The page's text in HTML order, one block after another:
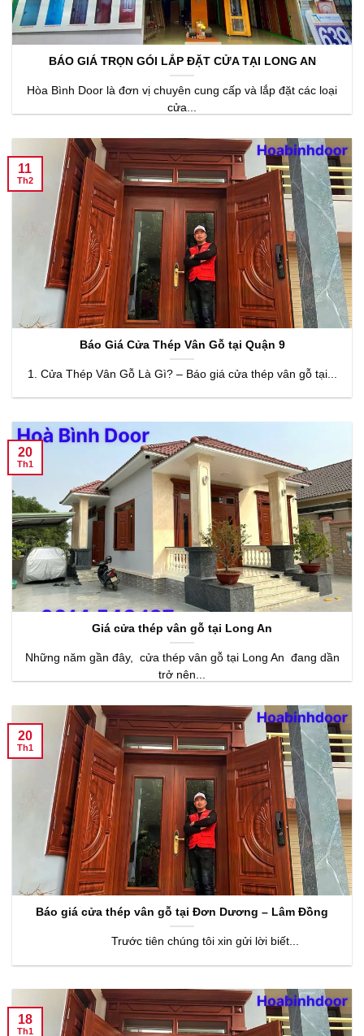
BÁO GIÁ TRỌN GÓI LẮP ĐẶT CỬA TẠI LONG AN
Hòa Bình Door là đơn vị chuyên cung cấp và lắp đặt các loại
cửa...
Báo Giá Cửa Thép Vân Gỗ tại Quận 9
1. Cửa Thép Vân Gỗ Là Gì? – Báo giá cửa thép vân gỗ tại...
11
Th2
Giá cửa thép vân gỗ tại Long An
Những năm gần đây, cửa thép vân gỗ tại Long An đang dần
trở nên...
20
Th1
Báo giá cửa thép vân gỗ tại Đơn Dương – Lâm Đồng
Trước tiên chúng tôi xin gửi lời biết...
20
Th1
18
Th1